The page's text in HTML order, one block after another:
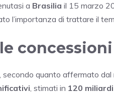
a Brasilia il 15 marzo
l’importanza di trattare il
secondo quanto affermato
, stimati in 120